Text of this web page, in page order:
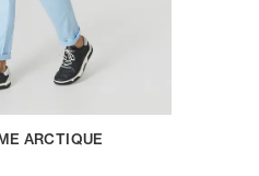
ARCTIQUE